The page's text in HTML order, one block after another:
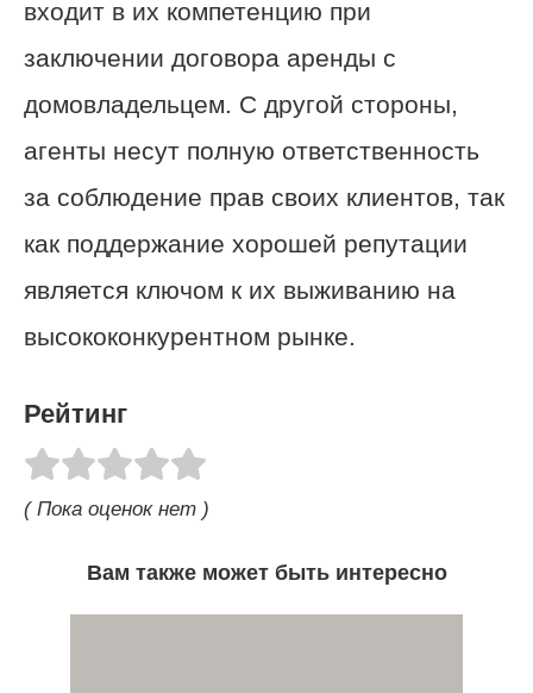
входит в их компетенцию при
заключении договора аренды с
домовладельцем. С другой стороны,
агенты несут полную ответственность
за соблюдение прав своих клиентов, так
как поддержание хорошей репутации
является ключом к их выживанию на
высококонкурентном рынке.
Рейтинг
( Пока оценок нет )
Вам также может быть интересно